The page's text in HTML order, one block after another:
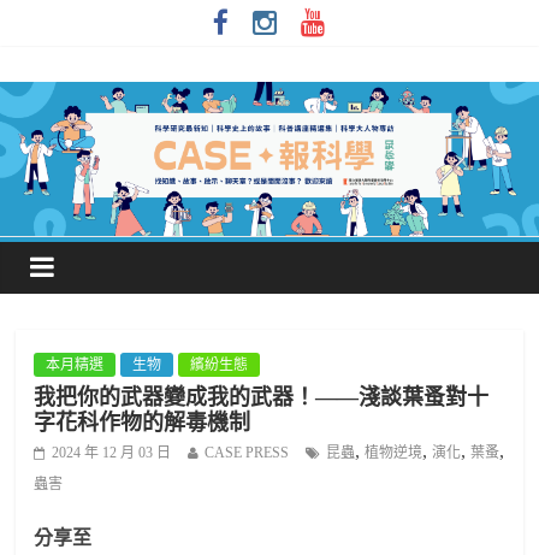
本月精選 生物 繽紛生態
我把你的武器變成我的武器！——淺談葉蚤對十
字花科作物的解毒機制
2024 年 12 月 03 日 CASE PRESS 昆蟲,植物逆境,演化,葉蚤,
蟲害
分享至